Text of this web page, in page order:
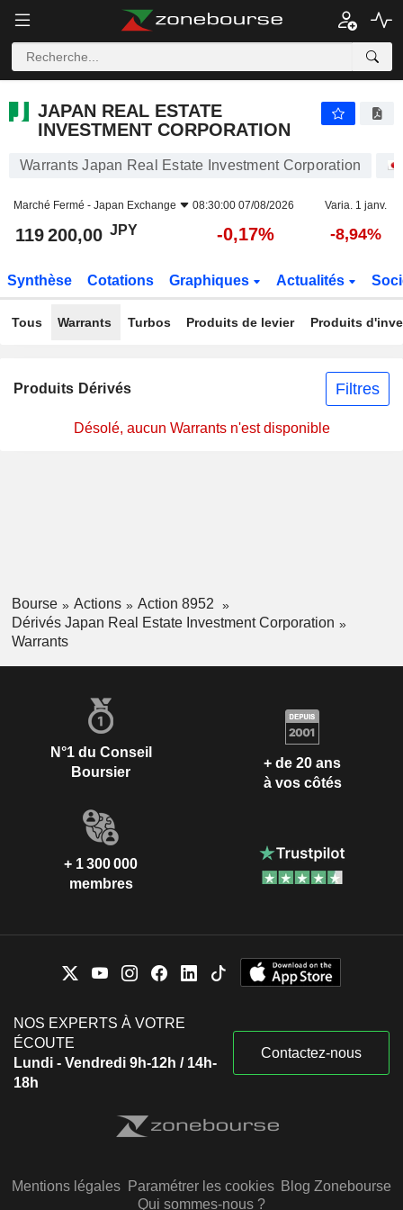
JAPAN REAL ESTATE
INVESTMENT CORPORATION
Warrants Japan Real Estate Investment Corporation
Marché Fermé - Japan Exchange 08:30:00 07/08/2026 Varia. 1 janv.
119 200,00 JPY -0,17% -8,94%
Synthèse Cotations Graphiques Actualités
Tous Warrants Turbos Produits de levier Produits
Produits Dérivés Filtres
Désolé, aucun Warrants n'est disponible
Bourse Actions
Action 8952
Dérivés Japan Real Estate Investment Corporation
Warrants
N°1 du Conseil
Boursier
+ de 20 ans
à vos côtés
+ 1 300 000
membres
NOS EXPERTS À VOTRE
ÉCOUTE
Lundi - Vendredi 9h-12h / 14h-
18h
Contactez-nous
Mentions légales Paramétrer les cookies Blog Zonebourse
Qui sommes-nous ?